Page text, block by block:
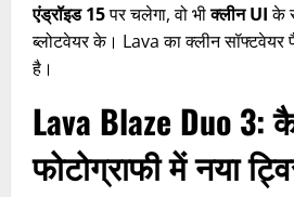
एंड्रॉइड 15पर चलेगा, वो भीक्लीन UIके
ब्लोटवेयर के। Lava का क्लीन
है।
Lava Blaze Duo 3:
फोटोग्राफी में नया